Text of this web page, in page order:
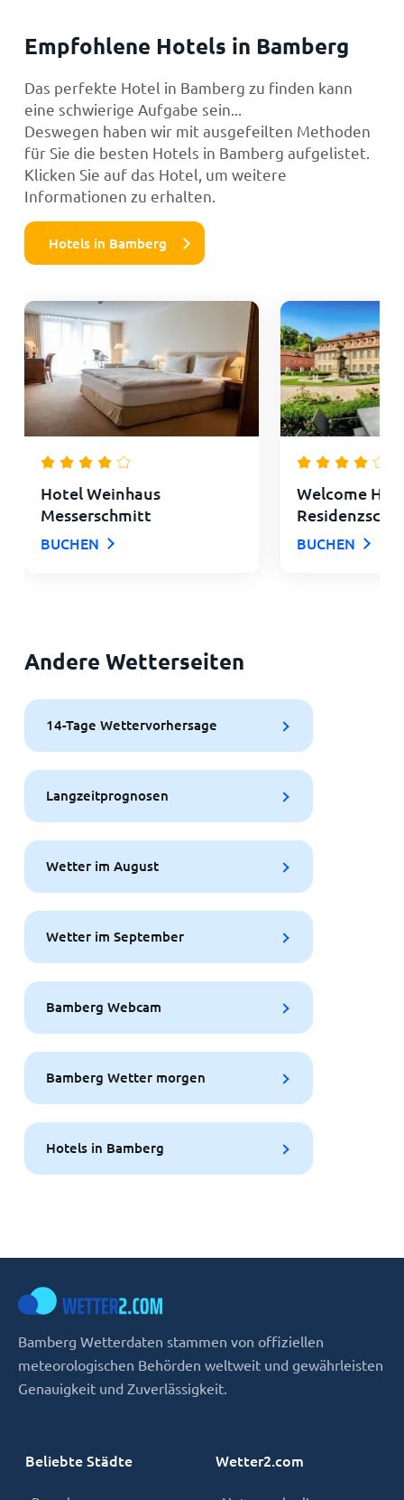
Empfohlene Hotels in Bamberg
Das perfekte Hotel in Bamberg zu finden kann
eine schwierige Aufgabe sein...
Deswegen haben wir mit ausgefeilten Methoden
für Sie die besten Hotels in Bamberg aufgelistet.
Klicken Sie auf das Hotel, um weitere
Informationen zu erhalten.
Hotels in Bamberg
Hotel Weinhaus
Messerschmitt
BUCHEN
Welcome
BUCHEN
Andere Wetterseiten
14-Tage Wettervorhersage
Langzeitprognosen
Wetter im August
Wetter im September
Bamberg Webcam
Bamberg Wetter morgen
Hotels in Bamberg
Bamberg Wetterdaten stammen von offiziellen
meteorologischen Behörden weltweit und gewährleisten
Genauigkeit und Zuverlässigkeit.
Beliebte Städte Wetter2.com